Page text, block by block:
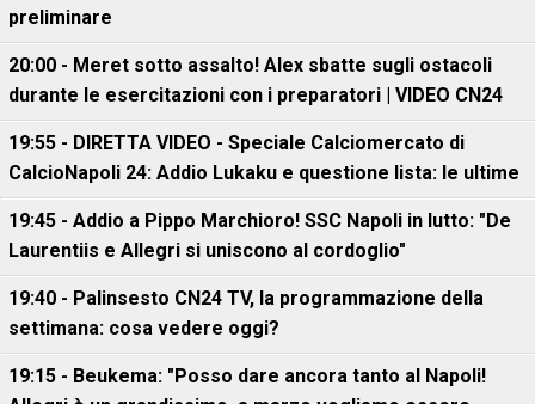
preliminare
20:00 - Meret sotto assalto! Alex sbatte sugli ostacoli
durante le esercitazioni con i preparatori | VIDEO CN24
19:55 - DIRETTA VIDEO - Speciale Calciomercato di
CalcioNapoli 24: Addio Lukaku e questione lista: le ultime
19:45 - Addio a Pippo Marchioro! SSC Napoli in lutto: "De
Laurentiis e Allegri si uniscono al cordoglio"
19:40 - Palinsesto CN24 TV, la programmazione della
settimana: cosa vedere oggi?
19:15 - Beukema: "Posso dare ancora tanto al Napoli!